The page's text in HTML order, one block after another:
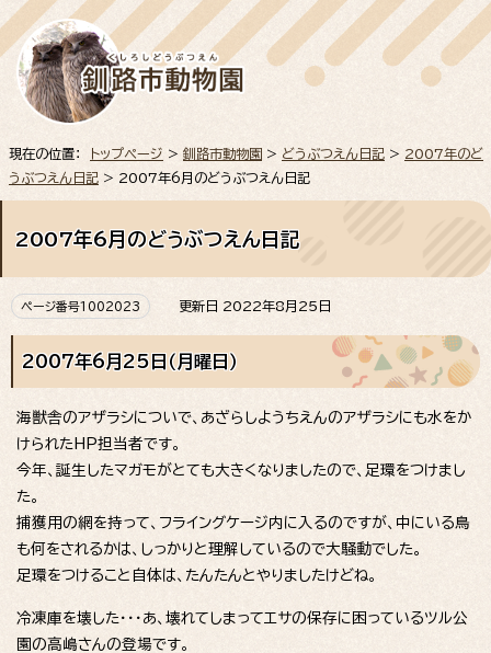
現在の位置： トップページ > 釧路市動物園 > どうぶつえん日記 > 2007年のど
うぶつえん日記 > 2007年6月のどうぶつえん日記
2007年6月のどうぶつえん日記
ページ番号1002023 更新日 2022年8月25日
2007年6月25日（月曜日）
海獣舎のアザラシについで、あざらしようちえんのアザラシにも水をか
けられたHP担当者です。
今年、誕生したマガモがとても大きくなりましたので、足環をつけまし
た。
捕獲用の網を持って、フライングケージ内に入るのですが、中にいる鳥
も何をされるかは、しっかりと理解しているので大騒動でした。
足環をつけること自体は、たんたんとやりましたけどね。
冷凍庫を壊した・・・あ、壊れてしまってエサの保存に困っているツル公
園の高嶋さんの登場です。